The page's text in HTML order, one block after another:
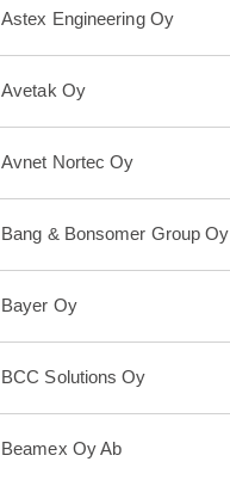
Astex Engineering Oy
Avetak Oy
Avnet Nortec Oy
Bang & Bonsomer Group Oy
Bayer Oy
BCC Solutions Oy
Beamex Oy Ab